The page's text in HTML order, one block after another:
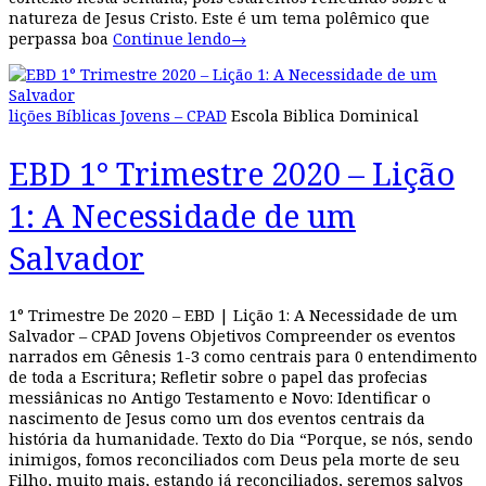
natureza de Jesus Cristo. Este é um tema polêmico que
perpassa boa Continue lendo→
lições Bíblicas Jovens – CPAD Escola Biblica Dominical
EBD 1° Trimestre 2020 – Lição
1: A Necessidade de um
Salvador
1° Trimestre De 2020 – EBD | Lição 1: A Necessidade de um
Salvador – CPAD Jovens Objetivos Compreender os eventos
narrados em Gênesis 1-3 como centrais para 0 entendimento
de toda a Escritura; Refletir sobre o papel das profecias
messiânicas no Antigo Testamento e Novo: Identificar o
nascimento de Jesus como um dos eventos centrais da
história da humanidade. Texto do Dia “Porque, se nós, sendo
inimigos, fomos reconciliados com Deus pela morte de seu
Filho, muito mais, estando já reconciliados, seremos salvos